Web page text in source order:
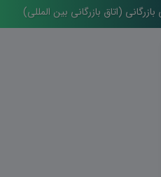
بازرگانی (اتاق بازرگانی بین المللی)